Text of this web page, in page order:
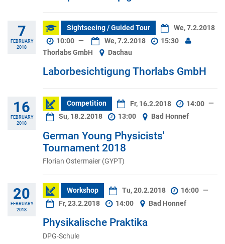
7
FEBRUARY
2018
Sightseeing / Guided Tour
We, 7.2.2018
10:00 — We, 7.2.2018
15:30
Thorlabs GmbH
Dachau
Laborbesichtigung Thorlabs GmbH
16
FEBRUARY
2018
Competition Fr, 16.2.2018 14:00 —
Su, 18.2.2018
13:00 Bad Honnef
German Young Physicists'
Tournament 2018
Florian Ostermaier (GYPT)
20
FEBRUARY
2018
Workshop Tu, 20.2.2018 16:00 —
Fr, 23.2.2018
14:00 Bad Honnef
Physikalische Praktika
DPG-Schule